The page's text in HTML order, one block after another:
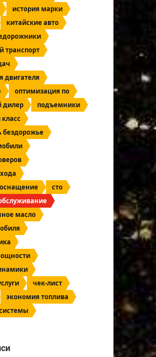
история марки
китайские авто
транспорт
двигателя
оптимизация по
дилер
подъемники
бездорожье
сто
масло
чек-лист
экономия топлива